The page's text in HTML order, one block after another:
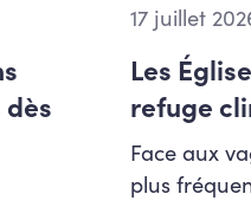
17 juillet
Les
refuge
Face aux
plus